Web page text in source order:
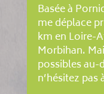
Basée à
me déplace
km en Loire-
Morbihan.
possibles au-
n’hésitez